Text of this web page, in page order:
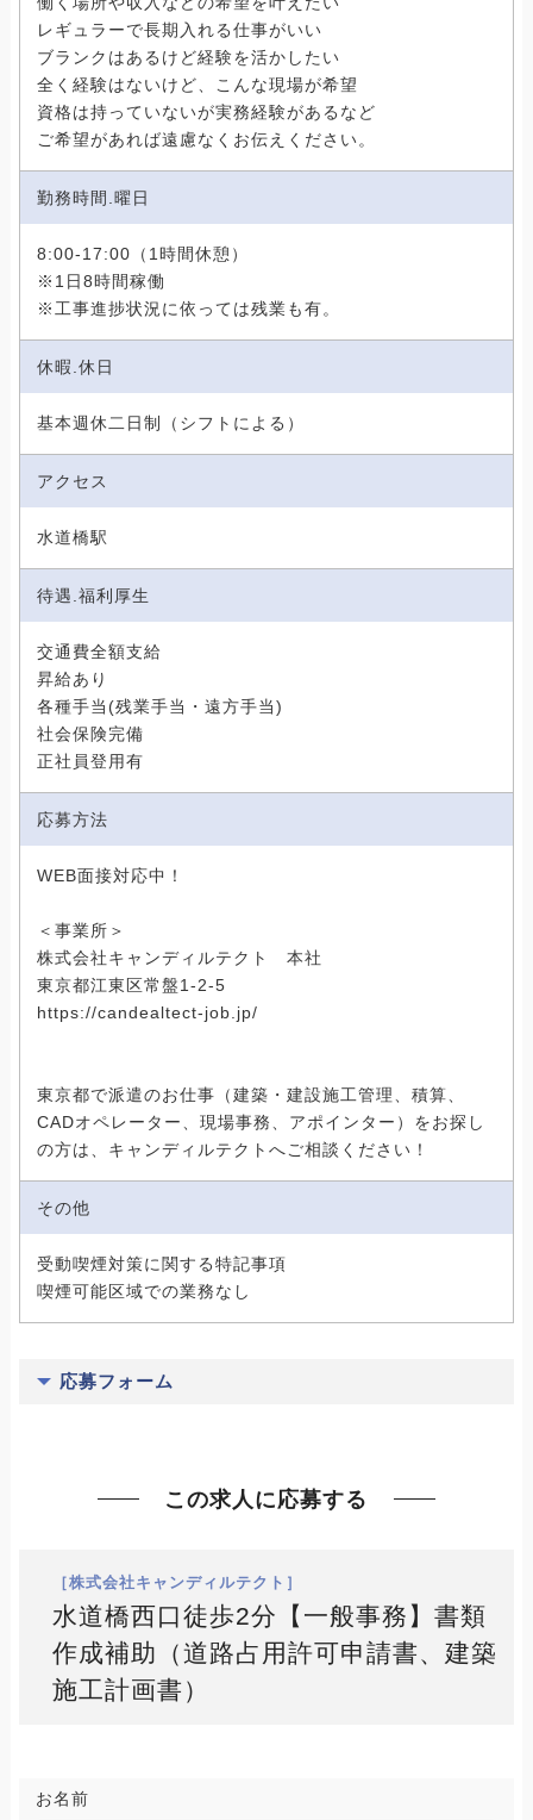
レギュラーで長期入れる仕事がいい
ブランクはあるけど経験を活かしたい
全く経験はないけど、こんな現場が希望
資格は持っていないが実務経験があるなど
ご希望があれば遠慮なくお伝えください。
勤務時間.曜日
8:00-17:00（1時間休憩）
※1日8時間稼働
※工事進捗状況に依っては残業も有。
休暇.休日
基本週休二日制（シフトによる）
アクセス
水道橋駅
待遇.福利厚生
交通費全額支給
昇給あり
各種手当(残業手当・遠方手当)
社会保険完備
正社員登用有
応募方法
WEB面接対応中！
＜事業所＞
株式会社キャンディルテクト 本社
東京都江東区常盤1-2-5
https://candealtect-job.jp/
東京都で派遣のお仕事（建築・建設施工管理、積算、
CADオペレーター、現場事務、アポインター）をお探し
の方は、キャンディルテクトへご相談ください！
その他
受動喫煙対策に関する特記事項
喫煙可能区域での業務なし
応募フォーム
この求人に応募する
［株式会社キャンディルテクト］
水道橋西口徒歩2分【一般事務】書類
作成補助（道路占用許可申請書、建築
施工計画書）
お名前